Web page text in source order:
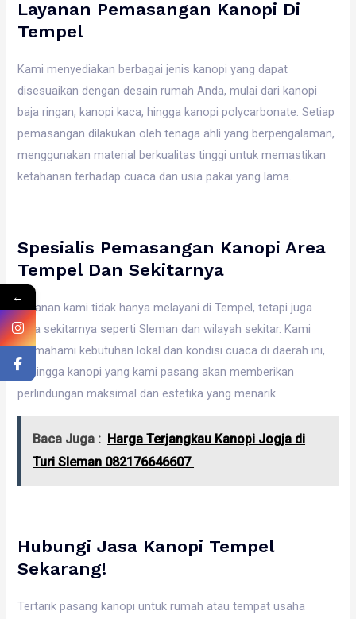
Layanan Pemasangan Kanopi Di
Tempel
Kami menyediakan berbagai jenis kanopi yang dapat
disesuaikan dengan desain rumah Anda, mulai dari kanopi
baja ringan, kanopi kaca, hingga kanopi polycarbonate. Setiap
pemasangan dilakukan oleh tenaga ahli yang berpengalaman,
menggunakan material berkualitas tinggi untuk memastikan
ketahanan terhadap cuaca dan usia pakai yang lama.
Spesialis Pemasangan Kanopi Area
Tempel Dan Sekitarnya
Layanan kami tidak hanya melayani di Tempel, tetapi juga
area sekitarnya seperti Sleman dan wilayah sekitar. Kami
memahami kebutuhan lokal dan kondisi cuaca di daerah ini,
sehingga kanopi yang kami pasang akan memberikan
perlindungan maksimal dan estetika yang menarik.
Baca Juga : Harga Terjangkau Kanopi Jogja di
Turi Sleman 082176646607
Hubungi Jasa Kanopi Tempel
Sekarang!
Tertarik pasang kanopi untuk rumah atau tempat usaha
←